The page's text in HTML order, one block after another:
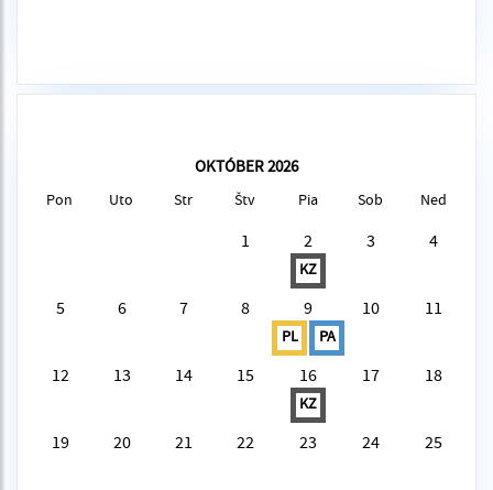
OKTÓBER 2026
Pon Uto Str Štv Pia Sob Ned
1 2
KZ
3 4
5 6 7 8 9
PL PA
10 11
12 13 14 15 16
KZ
17 18
19 20 21 22 23 24 25